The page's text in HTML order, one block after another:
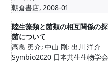
朝倉書店, 2008-01
陸生藻類と菌類の相互関係の
菌について
高島 勇介; 中山 剛; 出川 洋介
Symbio2020 日本共生生物学